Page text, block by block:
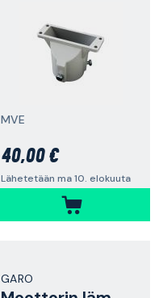
MVE
40,00 €
Lähetetään ma 10. elokuuta
GARO